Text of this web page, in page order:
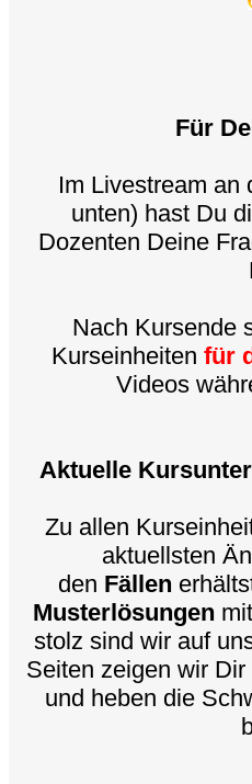
Für
Im Livestream an
unten) hast Du
Dozenten Deine
Nach Kursende
Kurseinheiten für
Videos
Aktuelle
Zu allen
aktuellsten
den Fällen
Musterlösungen
stolz sind wir auf
Seiten zeigen wir
und heben die